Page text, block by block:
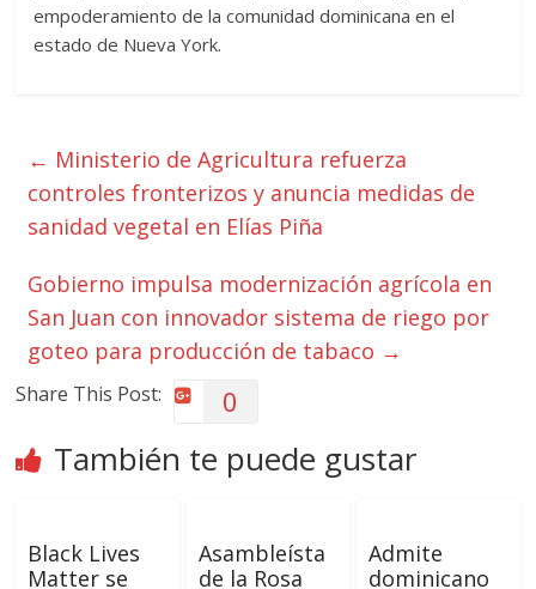
empoderamiento de la comunidad dominicana en el
estado de Nueva York.
← Ministerio de Agricultura refuerza
controles fronterizos y anuncia medidas de
sanidad vegetal en Elías Piña
Gobierno impulsa modernización agrícola en
San Juan con innovador sistema de riego por
goteo para producción de tabaco →
Share This Post: 0
También te puede gustar
Black Lives
Matter se
Asambleísta
de la Rosa
Admite
dominicano